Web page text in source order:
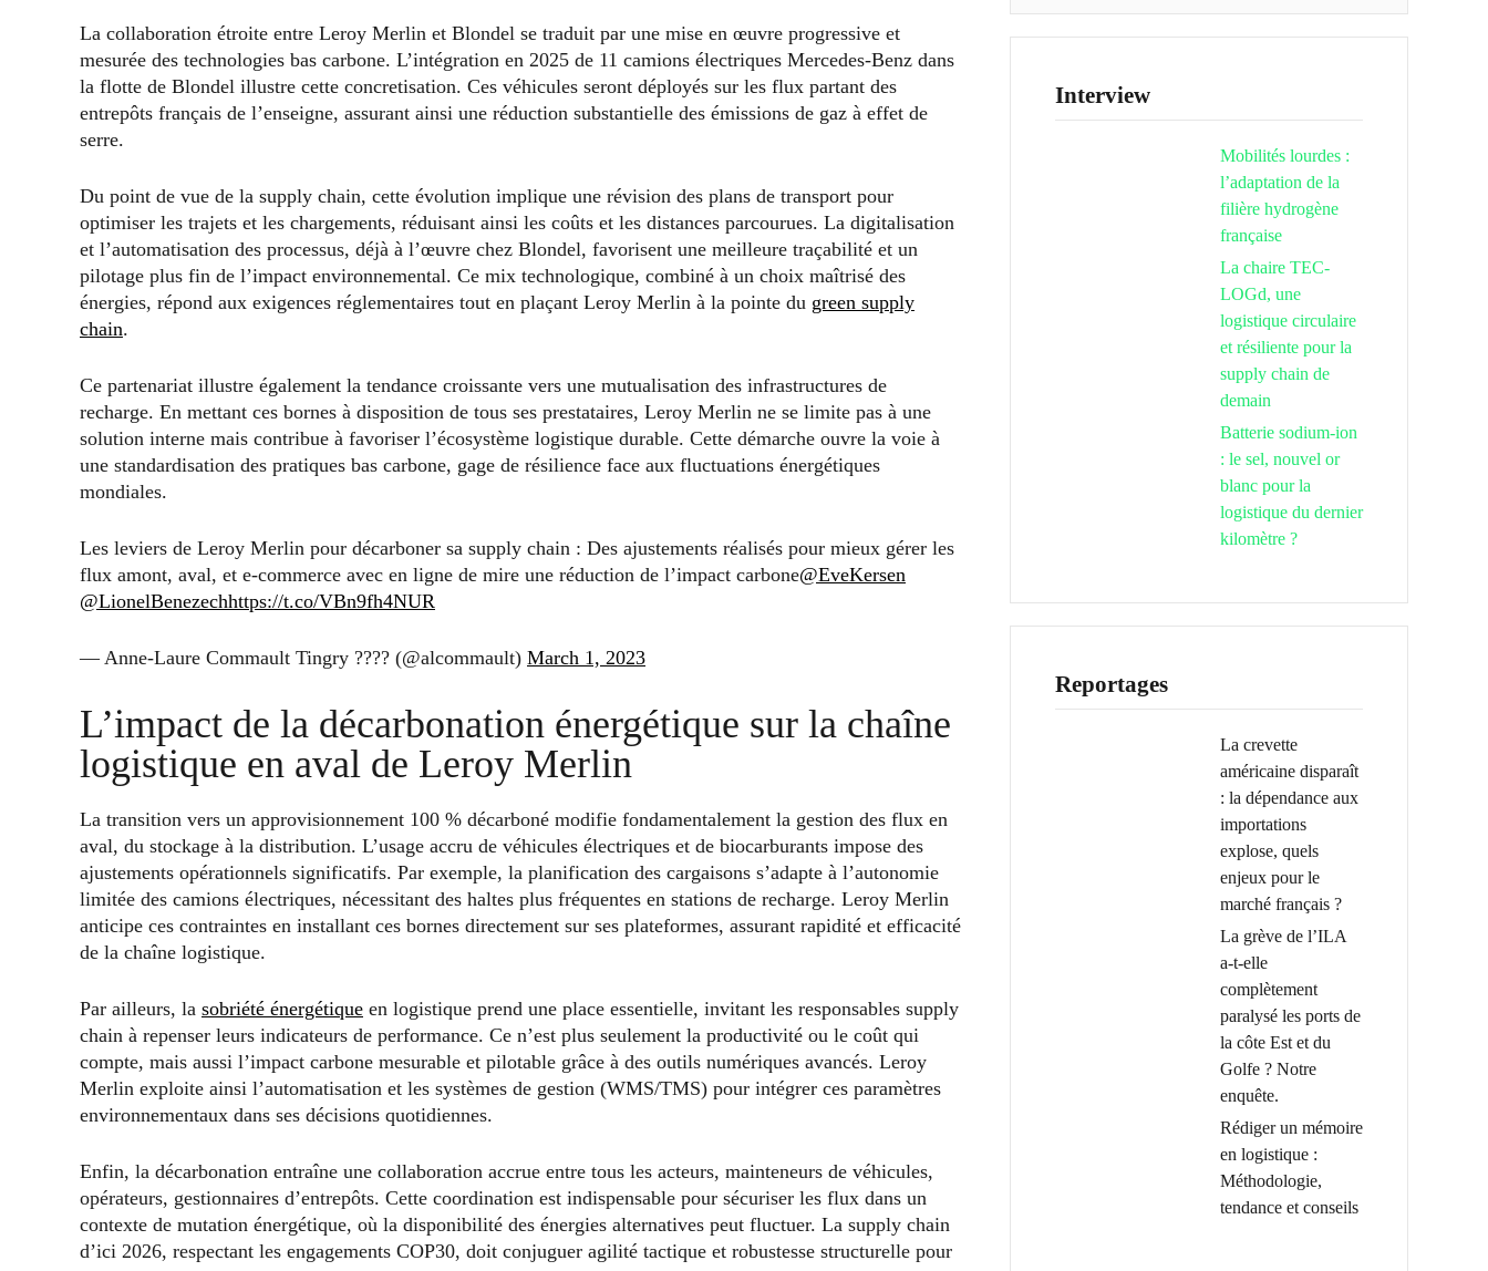
La collaboration étroite entre Leroy Merlin et Blondel se traduit par une mise en œuvre progressive et
mesurée des technologies bas carbone. L’intégration en 2025 de 11 camions électriques Mercedes-Benz dans
la flotte de Blondel illustre cette concretisation. Ces véhicules seront déployés sur les flux partant des
entrepôts français de l’enseigne, assurant ainsi une réduction substantielle des émissions de gaz à effet de
serre.
Du point de vue de la supply chain, cette évolution implique une révision des plans de transport pour
optimiser les trajets et les chargements, réduisant ainsi les coûts et les distances parcourues. La digitalisation
et l’automatisation des processus, déjà à l’œuvre chez Blondel, favorisent une meilleure traçabilité et un
pilotage plus fin de l’impact environnemental. Ce mix technologique, combiné à un choix maîtrisé des
énergies, répond aux exigences réglementaires tout en plaçant Leroy Merlin à la pointe du green supply
chain.
Ce partenariat illustre également la tendance croissante vers une mutualisation des infrastructures de
recharge. En mettant ces bornes à disposition de tous ses prestataires, Leroy Merlin ne se limite pas à une
solution interne mais contribue à favoriser l’écosystème logistique durable. Cette démarche ouvre la voie à
une standardisation des pratiques bas carbone, gage de résilience face aux fluctuations énergétiques
mondiales.
Les leviers de Leroy Merlin pour décarboner sa supply chain : Des ajustements réalisés pour mieux gérer les
flux amont, aval, et e-commerce avec en ligne de mire une réduction de l’impact carbone@EveKersen
@LionelBenezechhttps://t.co/VBn9fh4NUR
— Anne-Laure Commault Tingry ???? (@alcommault) March 1, 2023
L’impact de la décarbonation énergétique sur la chaîne
logistique en aval de Leroy Merlin
La transition vers un approvisionnement 100 % décarboné modifie fondamentalement la gestion des flux en
aval, du stockage à la distribution. L’usage accru de véhicules électriques et de biocarburants impose des
ajustements opérationnels significatifs. Par exemple, la planification des cargaisons s’adapte à l’autonomie
limitée des camions électriques, nécessitant des haltes plus fréquentes en stations de recharge. Leroy Merlin
anticipe ces contraintes en installant ces bornes directement sur ses plateformes, assurant rapidité et efficacité
de la chaîne logistique.
Par ailleurs, la sobriété énergétique en logistique prend une place essentielle, invitant les responsables supply
chain à repenser leurs indicateurs de performance. Ce n’est plus seulement la productivité ou le coût qui
compte, mais aussi l’impact carbone mesurable et pilotable grâce à des outils numériques avancés. Leroy
Merlin exploite ainsi l’automatisation et les systèmes de gestion (WMS/TMS) pour intégrer ces paramètres
environnementaux dans ses décisions quotidiennes.
Enfin, la décarbonation entraîne une collaboration accrue entre tous les acteurs, mainteneurs de véhicules,
opérateurs, gestionnaires d’entrepôts. Cette coordination est indispensable pour sécuriser les flux dans un
contexte de mutation énergétique, où la disponibilité des énergies alternatives peut fluctuer. La supply chain
d’ici 2026, respectant les engagements COP30, doit conjuguer agilité tactique et robustesse structurelle pour
Interview
Mobilités lourdes :
l’adaptation de la
filière hydrogène
française
La chaire TEC-
LOGd, une
logistique circulaire
et résiliente pour la
supply chain de
demain
Batterie sodium-ion
: le sel, nouvel or
blanc pour la
logistique du dernier
kilomètre ?
Reportages
La crevette
américaine disparaît
: la dépendance aux
importations
explose, quels
enjeux pour le
marché français ?
La grève de l’ILA
a-t-elle
complètement
paralysé les ports de
la côte Est et du
Golfe ? Notre
enquête.
Rédiger un mémoire
en logistique :
Méthodologie,
tendance et conseils